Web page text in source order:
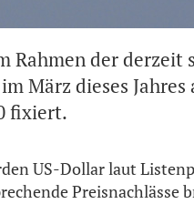
Rahmen der derzeit
März dieses
fixiert.
US-Dollar laut
Preisnachlässe